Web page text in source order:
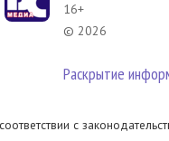
16+
© 2026
Раскрытие
с